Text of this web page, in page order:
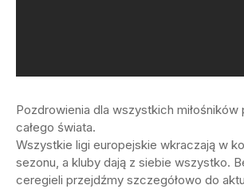
Pozdrowienia dla wszystkich miłośników
całego świata.
Wszystkie ligi europejskie wkraczają w
sezonu, a kluby dają z siebie wszystko.
ceregieli przejdźmy szczegółowo do